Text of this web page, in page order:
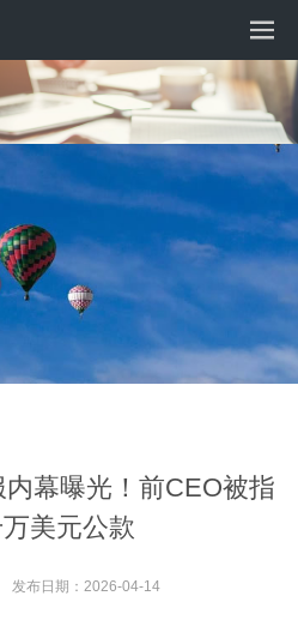
幕曝光！前CEO被指
美元公款
发布日期： 2026-04-14